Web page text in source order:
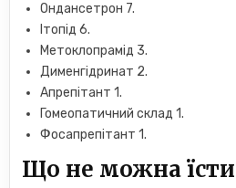
Ондансетрон 7.
Ітопід 6.
Метоклопрамід 3.
Дименгідринат 2.
Апрепітант 1.
Гомеопатичний склад 1.
Фосапрепітант 1.
Що не можна їсти